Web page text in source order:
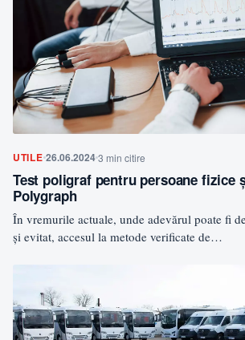
UTILE 26.06.20243 min citire
Test poligraf pentru persoane fizice
Polygraph
În vremurile actuale, unde adevărul poate fi
şi evitat, accesul la metode verificate de…